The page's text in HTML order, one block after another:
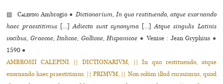
▨Calepino Ambrogio ● Dictionarium, In quo restituendo, atque exornando
haec praestitimus[...]Adiecta sunt synonyma [...]Atque singulis Latinis
vocibus, Graecae, Italicae, Gallicae, Hispanicae ● Venise : Jean Gryphius ●
1590 ●
AMBROSII CALEPINI || DICTIONARIVM, || In quo restituendo, atque
exornando haec praestitimus. || PRIMVM, || Non solùm illud curauimus, quod